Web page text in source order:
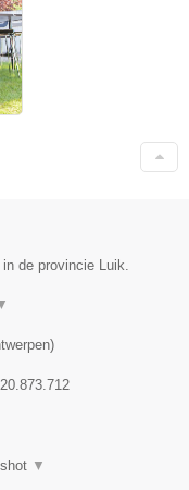
de provincie Luik.
)
▼